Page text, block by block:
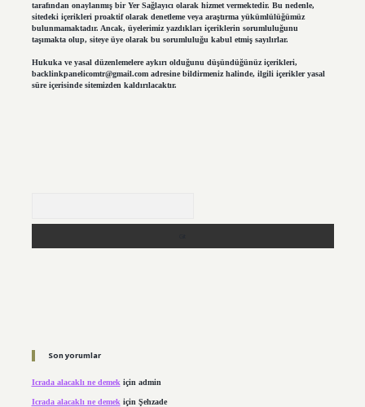
tarafından onaylanmış bir Yer Sağlayıcı olarak hizmet vermektedir. Bu nedenle,
sitedeki içerikleri proaktif olarak denetleme veya araştırma yükümlülüğümüz
bulunmamaktadır. Ancak, üyelerimiz yazdıkları içeriklerin sorumluluğunu
taşımakta olup, siteye üye olarak bu sorumluluğu kabul etmiş sayılırlar.
Hukuka ve yasal düzenlemelere aykırı olduğunu düşündüğünüz içerikleri,
backlinkpanelicomtr@gmail.comadresine bildirmeniz halinde, ilgili içerikler yasal
süre içerisinde sitemizden kaldırılacaktır.
Son yorumlar
Icrada alacaklı ne demek için admin
Icrada alacaklı ne demek için Şehzade